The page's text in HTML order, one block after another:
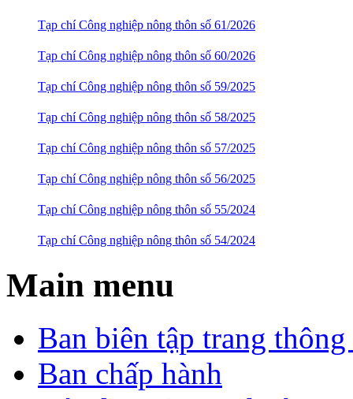
Tạp chí Công nghiệp nông thôn số 61/2026
Tạp chí Công nghiệp nông thôn số 60/2026
Tạp chí Công nghiệp nông thôn số 59/2025
Tạp chí Công nghiệp nông thôn số 58/2025
Tạp chí Công nghiệp nông thôn số 57/2025
Tạp chí Công nghiệp nông thôn số 56/2025
Tạp chí Công nghiệp nông thôn số 55/2024
Tạp chí Công nghiệp nông thôn số 54/2024
Main menu
Ban biên tập trang
Ban chấp hành